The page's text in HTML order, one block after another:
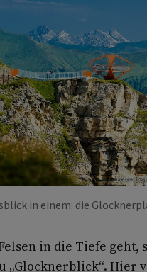
Foto:
in einem: die
in die Tiefe geht,
„Glocknerblick“. Hier